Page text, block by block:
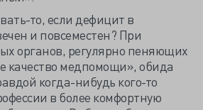
то, если дефицит в
и повсеместен? При
органов, регулярно пеняющих
качество медпомощи», обида
когда-нибудь кого-то
в более комфортную